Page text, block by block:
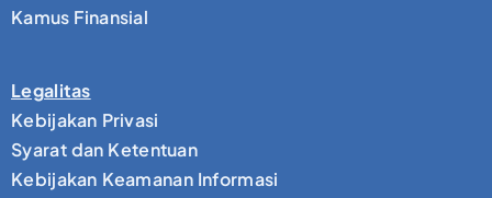
Kamus Finansial
Legalitas
Kebijakan Privasi
Syarat dan Ketentuan
Kebijakan Keamanan Informasi